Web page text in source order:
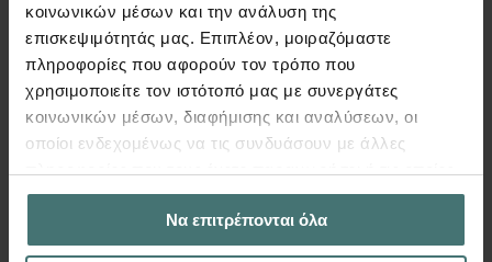
κοινωνικών μέσων και την ανάλυση της
επισκεψιμότητάς μας. Επιπλέον, μοιραζόμαστε
πληροφορίες που αφορούν τον τρόπο που
χρησιμοποιείτε τον ιστότοπό μας με συνεργάτες
κοινωνικών μέσων, διαφήμισης και αναλύσεων, οι
οποίοι ενδεχομένως να τις συνδυάσουν με άλλες
έχουν συλλέξει σε σχέση με την από μέρους σας χρήση
των υπηρεσιών τους.Να επιτρέπονται όλα
Σε αυτό το video παρουσιάζεται η δυνατότητα
σύνθεσης στατικού φορέα στο 3D περιβάλλον
(OpenGL) του Fespa.
Παρουσιάζεται σύντομο παράδειγμα
μεταλλικού στεγάστρου με δικτύωμα και
θεμελίωση. Δίνεται έμφαση στις δυνατότητες
που προσφέρει το Fespa για γρήγορο στατικό
σχεδιασμό με απόλυτη εποπτεία!